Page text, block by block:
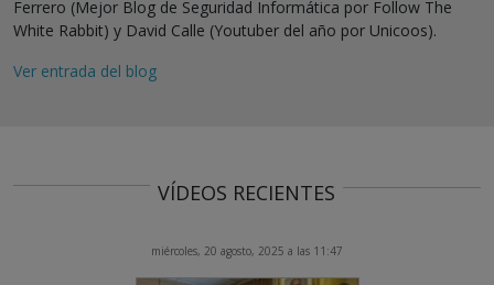
Ferrero (Mejor Blog de Seguridad Informática por Follow The
White Rabbit) y David Calle (Youtuber del año por Unicoos).
Ver entrada del blog
VÍDEOS RECIENTES
miércoles, 20 agosto, 2025 a las 11:47